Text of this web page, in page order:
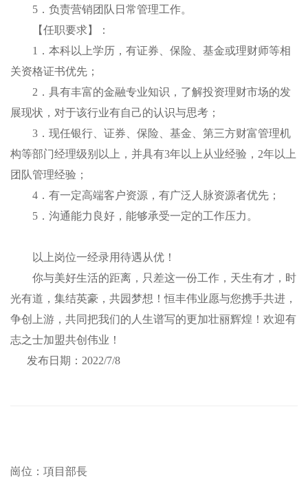
5．负责营销团队日常管理工作。
【任职要求】：
1．本科以上学历，有证券、保险、基金或理财师等相
关资格证书优先；
2．具有丰富的金融专业知识，了解投资理财市场的发
展现状，对于该行业有自己的认识与思考；
3．现任银行、证券、保险、基金、第三方财富管理机
构等部门经理级别以上，并具有3年以上从业经验，2年以上
团队管理经验；
4．有一定高端客户资源，有广泛人脉资源者优先；
5．沟通能力良好，能够承受一定的工作压力。
以上岗位一经录用待遇从优！
你与美好生活的距离，只差这一份工作，天生有才，时
光有道，集结英豪，共园梦想！恒丰伟业愿与您携手共进，
争创上游，共同把我们的人生谱写的更加壮丽辉煌！欢迎有
志之士加盟共创伟业！
发布日期：2022/7/8
崗位：項目部長